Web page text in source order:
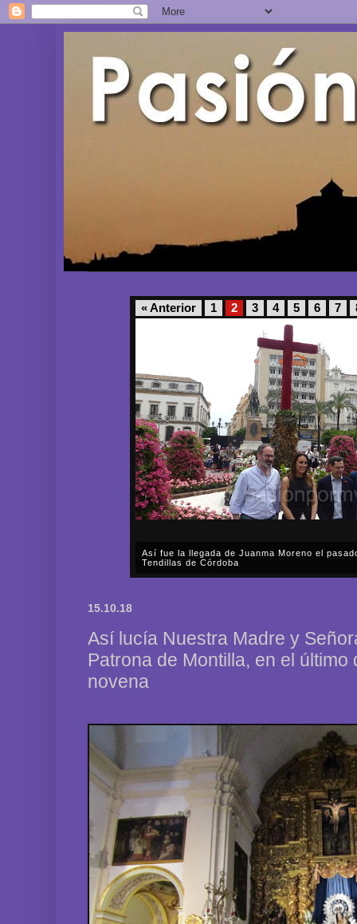
« Anterior 1 2 3 4 5 6 7
Así fue la llegada de Juanma Moreno el
Tendillas de Córdoba
15.10.18
Así lucía Nuestra Madre y
Patrona de Montilla, en el
novena